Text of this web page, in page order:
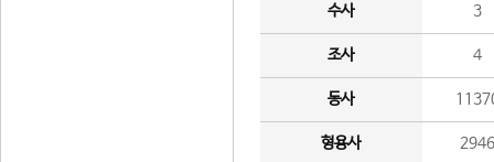
수사 3
조사 4
동사
형용사 2946